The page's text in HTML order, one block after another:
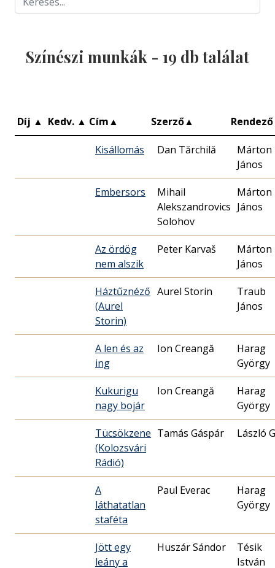
Színészi munkák - 19 db találat
Díj ▲ Kedv. ▲ Cím▲ Szerző▲ Rendező
Kisállomás Dan Tărchilă
Márton
János
Embersors
Mihail
Alekszandrovics
Solohov
Márton
János
Az ördög
nem alszik
Peter Karvaš
Márton
János
Háztűznéző
(Aurel
Storin)
Aurel Storin
Traub
János
A len és az
ing
Ion Creangă
Harag
György
Kukurigu
nagy bojár
Ion Creangă
Harag
György
Tücsökzene
(Kolozsvári
Rádió)
Tamás Gáspár László
A
láthatatlan
staféta
Paul Everac
Harag
György
Jött egy
leány a
Huszár Sándor
Tésik
István